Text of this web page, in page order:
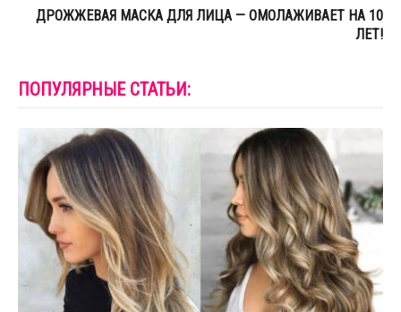
ДРОЖЖЕВАЯ МАСКА ДЛЯ ЛИЦА — ОМОЛАЖИВАЕТ НА 10
ЛЕТ!
ПОПУЛЯРНЫЕ СТАТЬИ: